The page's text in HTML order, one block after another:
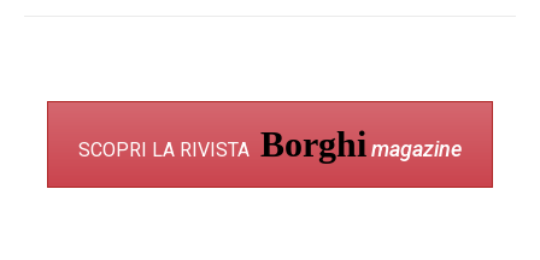
SCOPRI LA RIVISTA Borghi magazine